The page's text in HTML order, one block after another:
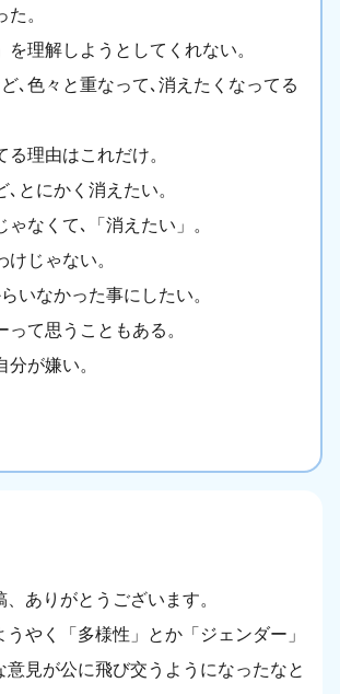
。
を理解しようとしてくれない。
､色々と重なって､消えたくなってる
る理由はこれだけ。
､とにかく消えたい。
ゃなくて､「消えたい」。
けじゃない。
いなかった事にしたい。
って思うこともある。
分が嫌い。
ありがとうございます。
やく「多様性」とか「ジェンダー」
意見が公に飛び交うようになったなと